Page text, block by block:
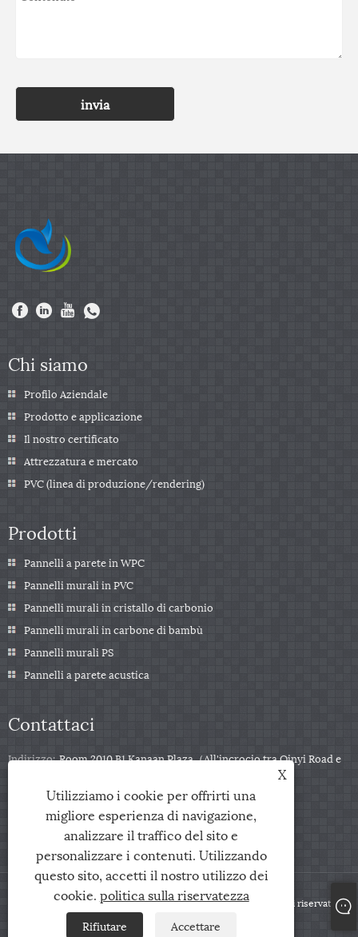
invia
Chi siamo
Profilo Aziendale
Prodotto e applicazione
Il nostro certificato
Attrezzatura e mercato
PVC (linea di produzione/rendering)
Prodotti
Pannelli a parete in WPC
Pannelli murali in PVC
Pannelli murali in cristallo di carbonio
Pannelli murali in carbone di bambù
Pannelli murali PS
Pannelli a parete acustica
Contattaci
Indirizzo: Room 2010 B1 Kanaan Plaza（All'incrocio tra Qinyi Road e
+86-0573-85859222
info@zjarris.com
Copyright © 2025 Zhejiang Arris IMP & EXP Co., Ltd. Tutti i diritti riservati.
Sitemap RSS XML politica sulla riservatezza
X
Utilizziamo i cookie per offrirti una
migliore esperienza di navigazione,
analizzare il traffico del sito e
personalizzare i contenuti. Utilizzando
questo sito, accetti il ​​nostro utilizzo dei
cookie. politica sulla riservatezza
Rifiutare Accettare